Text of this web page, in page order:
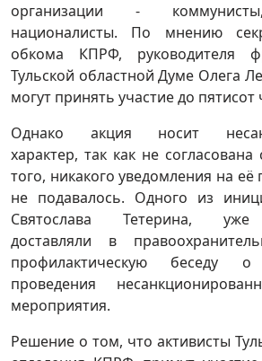
организации -
националисты. По мнению
обкома КПРФ, руководителя
Тульской областной Думе Олега
могут принять участие до пятисот
Однако акция носит
характер, так как не
того, никакого уведомления на
не подавалось. Одного из
Святослава Тетерина, уже
доставляли в
профилактическую беседу о
проведения
мероприятия.
Решение о том, что активисты